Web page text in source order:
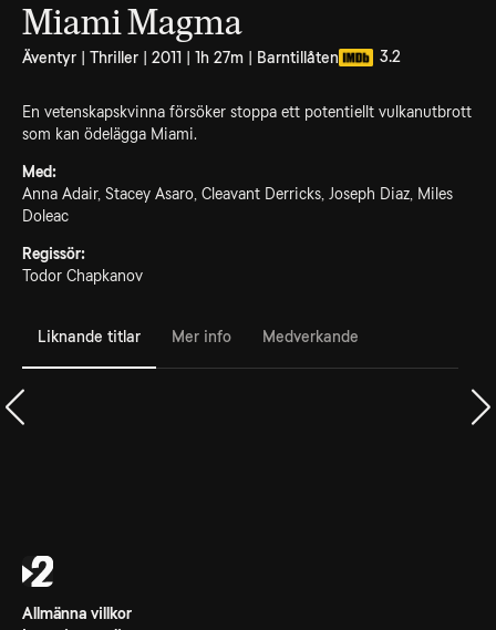
Miami Magma
Äventyr | Thriller | 2011 | 1h 27m | Barntillåten 3.2
En vetenskapskvinna försöker stoppa ett potentiellt vulkanutbrott
som kan ödelägga Miami.
Med:
Anna Adair, Stacey Asaro, Cleavant Derricks, Joseph Diaz, Miles
Doleac
Regissör:
Todor Chapkanov
Liknande titlar Mer info Medverkande
Allmänna villkor